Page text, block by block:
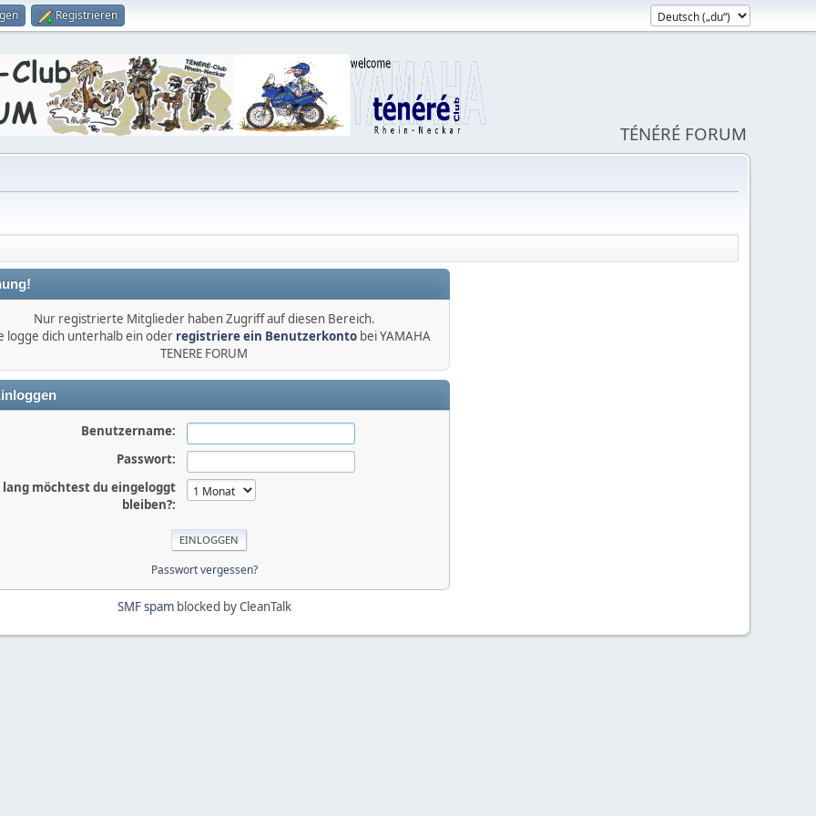
Registrieren
TÉNÉRÉ FORUM
Nur registrierte Mitglieder haben Zugriff auf diesen Bereich.
logge dich unterhalb ein oder registriere ein Benutzerkonto bei YAMAHA
TENERE FORUM
Benutzername:
Passwort:
lang möchtest du eingeloggt
bleiben?:
Passwort vergessen?
SMF spamblocked by CleanTalk